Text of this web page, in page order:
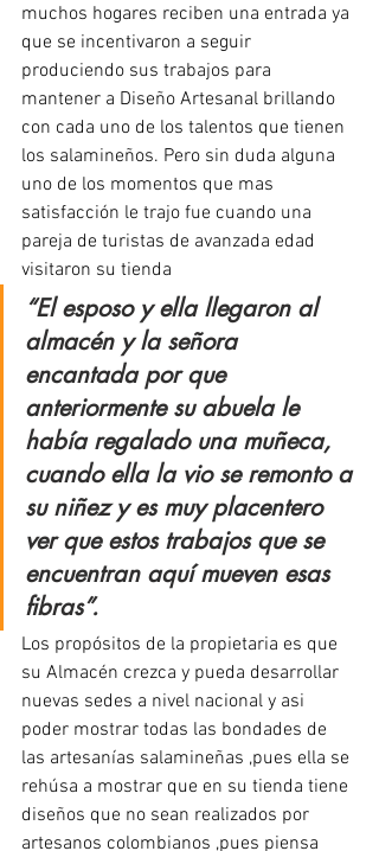
muchos hogares reciben una entrada ya
que se incentivaron a seguir
produciendo sus trabajos para
mantener a Diseño Artesanal brillando
con cada uno de los talentos que tienen
los salamineños. Pero sin duda alguna
uno de los momentos que mas
satisfacción le trajo fue cuando una
pareja de turistas de avanzada edad
visitaron su tienda
“El esposo y ella llegaron al
almacén y la señora
encantada por que
anteriormente su abuela le
había regalado una muñeca,
cuando ella la vio se remonto a
su niñez y es muy placentero
ver que estos trabajos que se
encuentran aquí mueven esas
fibras”.
Los propósitos de la propietaria es que
su Almacén crezca y pueda desarrollar
nuevas sedes a nivel nacional y asi
poder mostrar todas las bondades de
las artesanías salamineñas ,pues ella se
rehúsa a mostrar que en su tienda tiene
diseños que no sean realizados por
artesanos colombianos ,pues piensa